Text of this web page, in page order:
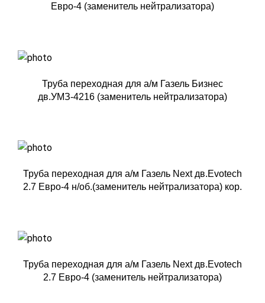
Евро-4 (заменитель нейтрализатора)
Труба переходная для а/м Газель Бизнес
дв.УМЗ-4216 (заменитель нейтрализатора)
Труба переходная для а/м Газель Next дв.Evotech
2.7 Евро-4 н/об.(заменитель нейтрализатора) кор.
Труба переходная для а/м Газель Next дв.Evotech
2.7 Евро-4 (заменитель нейтрализатора)